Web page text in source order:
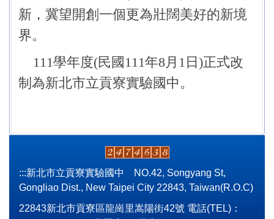
新，冀望開創一個更為壯闊美好的新境
界。
111學年度(民國111年8月1日)正式改
制為新北市立貢寮實驗國中。
:::新北市立貢寮實驗國中 NO.42, Songyang St,
Gongliao Dist., New Taipei City 22843, Taiwan(R.O.C)
22843新北市貢寮區龍崗里嵩陽街42號 電話(TEL)：